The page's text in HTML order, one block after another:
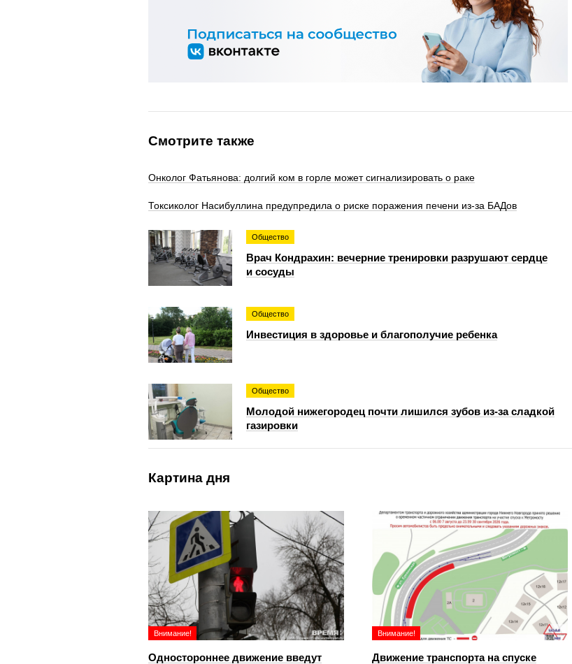
Смотрите также
Онколог Фатьянова: долгий ком в горле может сигнализировать о раке
Токсиколог Насибуллина предупредила о риске поражения печени из-за БАДов
Общество
Врач Кондрахин: вечерние тренировки разрушают сердце
и сосуды
Общество
Инвестиция в здоровье и благополучие ребенка
Общество
Молодой нижегородец почти лишился зубов из-за сладкой
газировки
Картина дня
Внимание!
Одностороннее движение введут
Внимание!
Движение транспорта на спуске